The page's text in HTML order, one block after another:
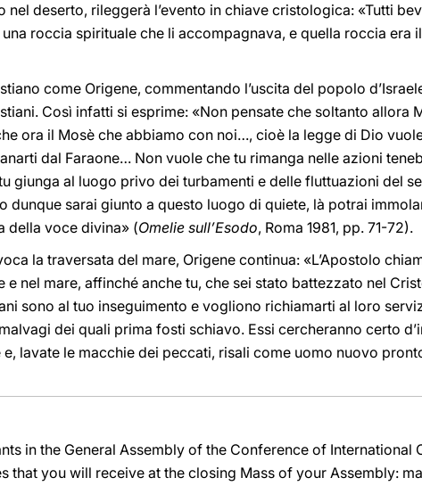
deserto, rileggerà l’evento in chiave cristologica: «Tutti
roccia spirituale che li accompagnava, e quella roccia era
come Origene, commentando l’uscita del popolo
Così infatti si esprime: «Non pensate che soltanto allora
ora il Mosè che abbiamo con noi…, cioè la legge di Dio
dal Faraone… Non vuole che tu rimanga nelle azioni
giunga al luogo privo dei turbamenti e delle fluttuazioni del
dunque sarai giunto a questo luogo di quiete, là potrai
della voce divina» (Omelie sull’Esodo, Roma 1981, pp. 71-72).
la traversata del mare, Origene continua: «L’Apostolo
nel mare, affinché anche tu, che sei stato battezzato nel
sono al tuo inseguimento e vogliono richiamarti al loro
dei quali prima fosti schiavo. Essi cercheranno certo
lavate le macchie dei peccati, risali come uomo nuovo
in the General Assembly of the Conference of International
that you will receive at the closing Mass of your Assembly: